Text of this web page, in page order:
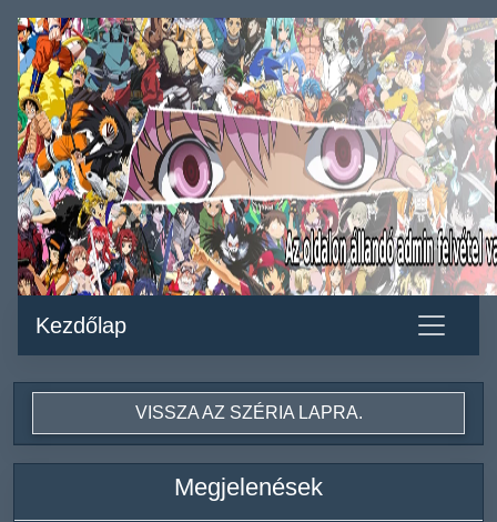
Kezdőlap
VISSZA AZ SZÉRIA LAPRA.
Megjelenések